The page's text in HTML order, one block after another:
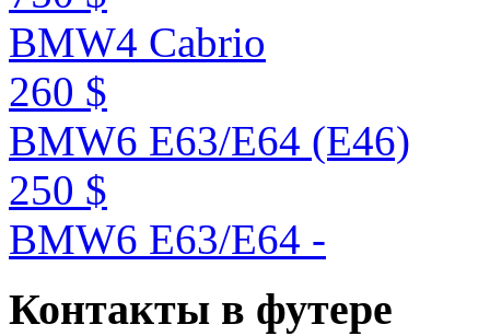
BMW4 Cabrio
260 $
BMW6 E63/E64 (E46)
250 $
BMW6 E63/E64 -
Контакты в футере